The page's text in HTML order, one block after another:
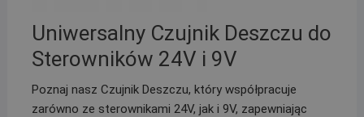
Uniwersalny Czujnik Deszczu do
Sterowników 24V i 9V
Poznaj nasz Czujnik Deszczu, który współpracuje
zarówno ze sterownikami 24V, jak i 9V, zapewniając